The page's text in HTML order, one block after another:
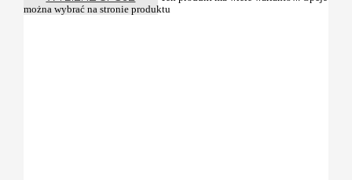
można wybrać na stronie produktu